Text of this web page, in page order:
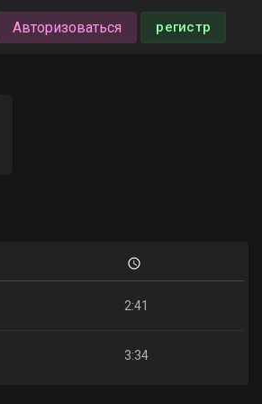
Авторизоваться регистр
2:41
3:34